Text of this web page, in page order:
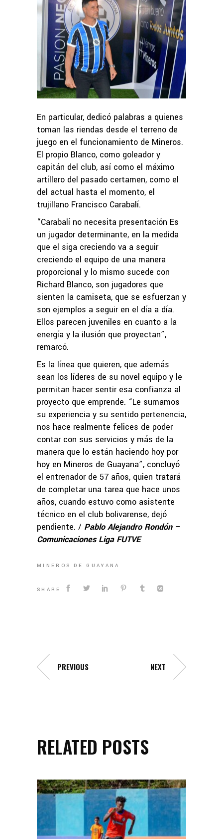
En particular, dedicó palabras a quienes
toman las riendas desde el terreno de
juego en el funcionamiento de Mineros.
El propio Blanco, como goleador y
capitán del club, así como el máximo
artíllero del pasado certamen, como el
del actual hasta el momento, el
trujillano Francisco Carabalí.
“Carabalí no necesita presentación Es
un jugador determinante, en la medida
que el siga creciendo va a seguir
creciendo el equipo de una manera
proporcional y lo mismo sucede con
Richard Blanco, son jugadores que
sienten la camiseta, que se esfuerzan y
son ejemplos a seguir en el día a día.
Ellos parecen juveniles en cuanto a la
energía y la ilusión que proyectan”,
remarcó.
Es la línea que quieren, que además
sean los líderes de su novel equipo y le
permitan hacer sentir esa confianza al
proyecto que emprende. “Le sumamos
su experiencia y su sentido pertenencia,
nos hace realmente felices de poder
contar con sus servicios y más de la
manera que lo están haciendo hoy por
hoy en Mineros de Guayana”, concluyó
el entrenador de 57 años, quien tratará
de completar una tarea que hace unos
años, cuando estuvo como asistente
técnico en el club bolivarense, dejó
pendiente. / Pablo Alejandro Rondón –
Comunicaciones Liga FUTVE
MINEROS DE GUAYANA
SHARE
PREVIOUS NEXT
RELATED POSTS